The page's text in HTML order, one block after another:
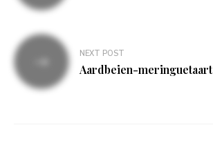
NEXT POST
Aardbeien-meringuetaart